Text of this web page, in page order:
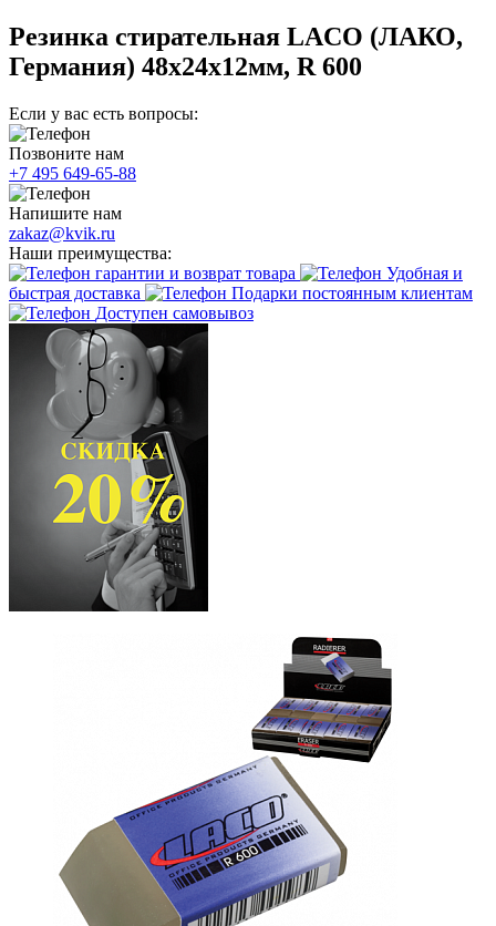
Резинка стирательная LACO (ЛАКО,
Германия) 48x24x12мм, R 600
Если у вас есть вопросы:
Позвоните нам
+7 495 649-65-88
Напишите нам
zakaz@kvik.ru
Наши преимущества:
гарантии и возврат товара
Удобная и
быстрая доставка
Подарки постоянным клиентам
Доступен самовывоз